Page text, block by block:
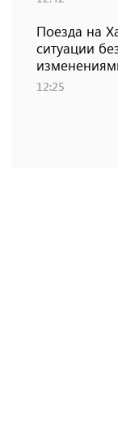
Поезда на
ситуации
12:25